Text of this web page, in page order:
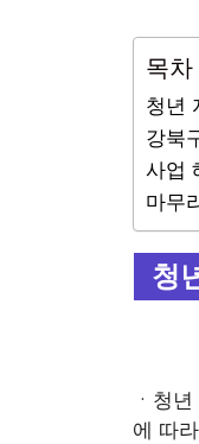
목차
청년
강북
사업
마무
청
ㆍ청
에 따